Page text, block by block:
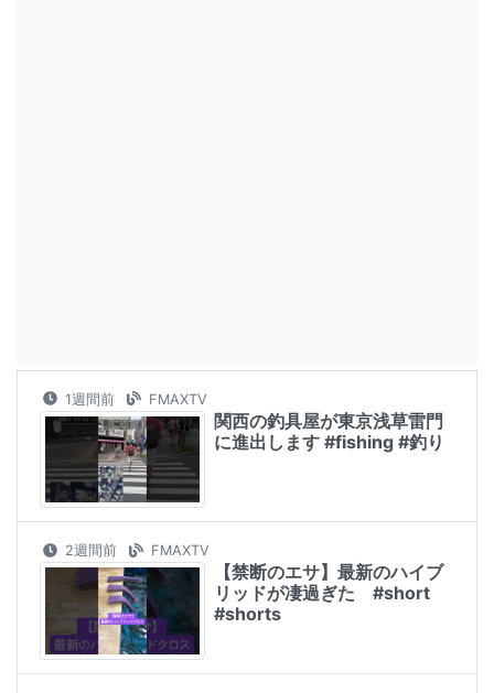
1週間前 FMAXTV
関西の釣具屋が東京浅草雷門
に進出します #fishing #釣り
2週間前 FMAXTV
【禁断のエサ】最新のハイブ
リッドが凄過ぎた #short
#shorts